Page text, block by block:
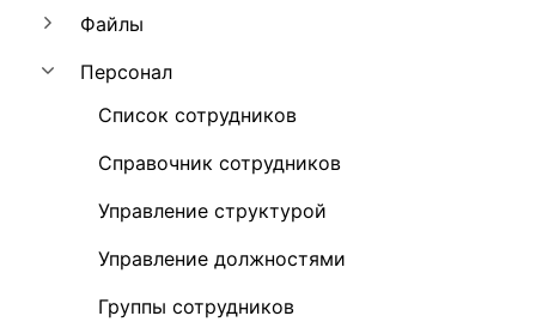
Файлы
Персонал
Список сотрудников
Справочник сотрудников
Управление структурой
Управление должностями
Группы сотрудников